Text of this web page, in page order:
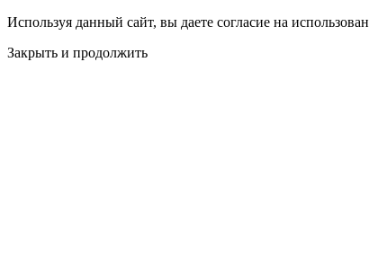
Используя данный сайт, вы даете согласие на
Закрыть и продолжить